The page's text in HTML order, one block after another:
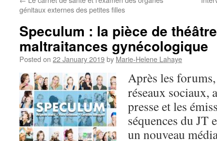
génitaux externes des petites filles
Speculum : la pièce de
maltraitances gynécologique
Posted on 22 January 2019by Marie-Helene Lahaye
Après les
réseaux sociaux,
presse et les
séquences du JT
un nouveau